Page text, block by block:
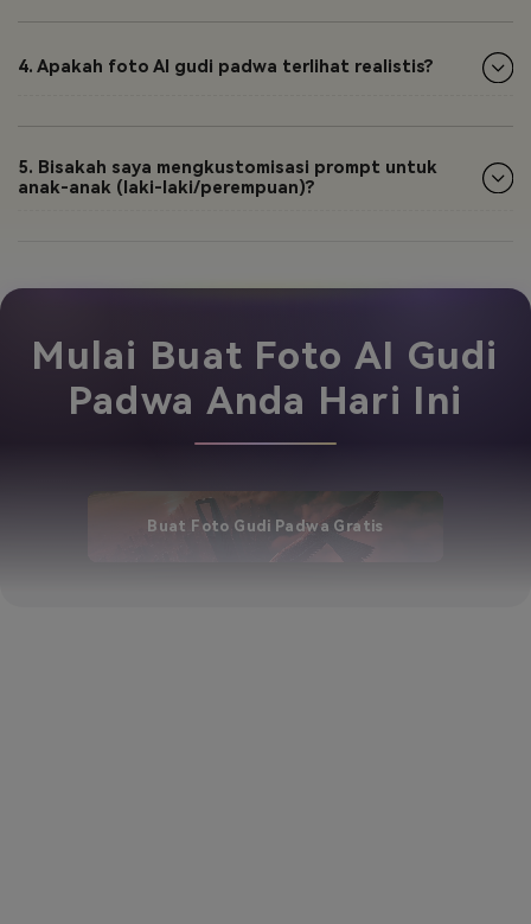
4. Apakah foto AI gudi padwa terlihat realistis?
5. Bisakah saya mengkustomisasi prompt untuk
anak-anak (laki-laki/perempuan)?
Mulai Buat Foto AI Gudi
Padwa Anda Hari Ini
Buat Foto Gudi Padwa Gratis